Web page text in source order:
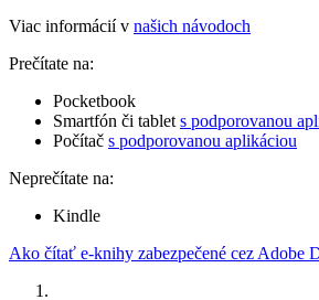
Viac informácií v našich návodoch
Prečítate na:
Pocketbook
Smartfón či tablet s podporovanou
Počítač s podporovanou aplikáciou
Neprečítate na:
Kindle
Ako čítať e-knihy zabezpečené cez Adobe